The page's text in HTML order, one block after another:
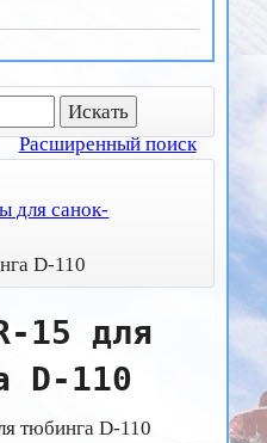
Расширенный поиск
для санок-
D-110
15 для
D-110